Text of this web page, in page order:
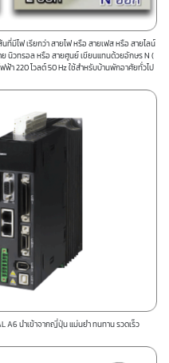
ที่มีไฟ เรียกว่า สายไฟ หรือ สายเฟส หรือ สายไลน์
ย นิวทรอล หรือ สายศูนย์ เขียนแทนด้วยอักษร N (
ฟ้า 220 โวลต์ 50 Hz ใช้สำหรับบ้านพักอาศัยทั่วไป
A6 นำเข้าจากญี่ปุ่น แม่นยำ ทนทาน รวดเร็ว